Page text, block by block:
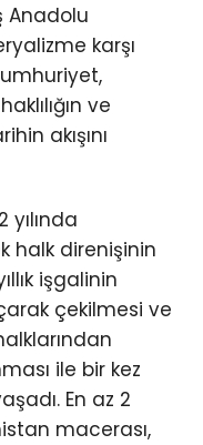
Anadolu
karşı
ve
akışını
yılında
halk direnişinin
işgalinin
çekilmesi ve
ile bir kez
En az 2
macerası,